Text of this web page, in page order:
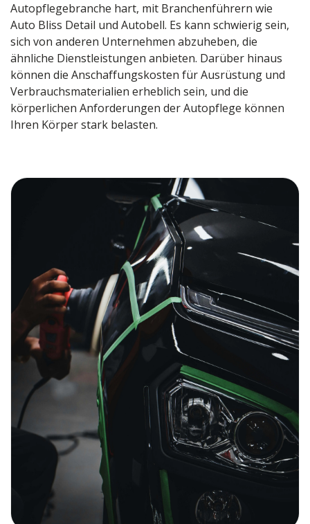
Autopflegebranche hart, mit Branchenführern wie
Auto Bliss Detail und Autobell. Es kann schwierig sein,
sich von anderen Unternehmen abzuheben, die
ähnliche Dienstleistungen anbieten. Darüber hinaus
können die Anschaffungskosten für Ausrüstung und
Verbrauchsmaterialien erheblich sein, und die
körperlichen Anforderungen der Autopflege können
Ihren Körper stark belasten.